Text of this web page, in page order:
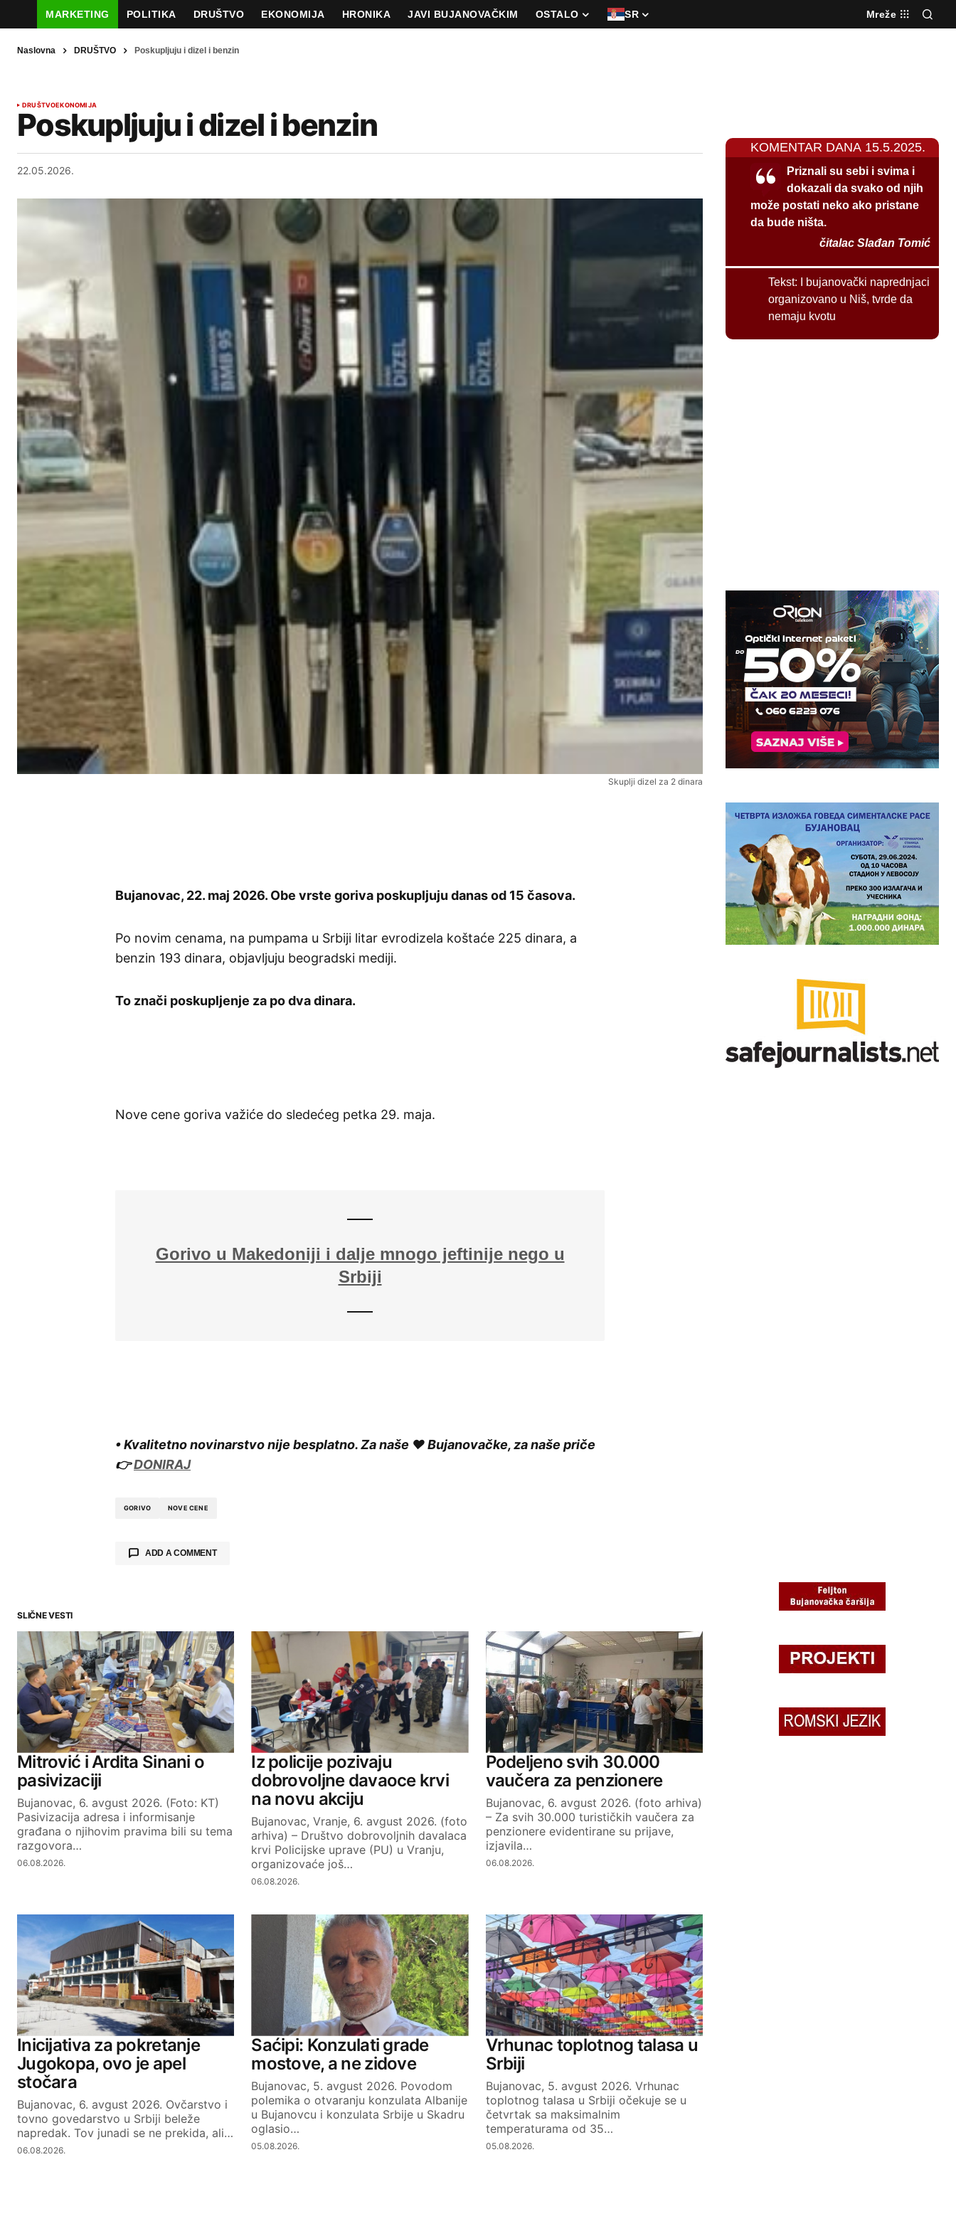
MARKETING POLITIKA DRUŠTVO EKONOMIJA HRONIKA JAVI BUJANOVAČKIM OSTALO SR Mreže
Naslovna DRUŠTVO Poskupljuju i dizel i benzin
DRUŠTVOEKONOMIJA
Poskupljuju i dizel i benzin
22.05.2026.
Skuplji dizel za 2 dinara
Bujanovac, 22. maj 2026. Obe vrste goriva poskupljuju danas od 15 časova.
Po novim cenama, na pumpama u Srbiji litar evrodizela koštaće 225 dinara, a
benzin 193 dinara, objavljuju beogradski mediji.
To znači poskupljenje za po dva dinara.
Nove cene goriva važiće do sledećeg petka 29. maja.
Gorivo u Makedoniji i dalje mnogo jeftinije nego u
Srbiji
• Kvalitetno novinarstvo nije besplatno. Za naše ❤️ Bujanovačke, za naše priče
👉DONIRAJ
GORIVO NOVE CENE
ADD A COMMENT
Comment*
Your Name Your E-mail
SUBMIT COMMENT
SLIČNE VESTI
Mitrović i Ardita Sinani o
pasivizaciji
Bujanovac, 6. avgust 2026. (Foto: KT)
Pasivizacija adresa i informisanje
građana o njihovim pravima bili su tema
razgovora…
06.08.2026.
Iz policije pozivaju
dobrovoljne davaoce krvi
na novu akciju
Bujanovac, Vranje, 6. avgust 2026. (foto
arhiva) – Društvo dobrovoljnih davalaca
krvi Policijske uprave (PU) u Vranju,
organizovaće još…
06.08.2026.
Podeljeno svih 30.000
vaučera za penzionere
Bujanovac, 6. avgust 2026. (foto arhiva)
– Za svih 30.000 turističkih vaučera za
penzionere evidentirane su prijave,
izjavila…
06.08.2026.
Inicijativa za pokretanje
Jugokopa, ovo je apel
stočara
Bujanovac, 6. avgust 2026. Ovčarstvo i
tovno govedarstvo u Srbiji beleže
napredak. Tov junadi se ne prekida, ali…
06.08.2026.
Saćipi: Konzulati grade
mostove, a ne zidove
Bujanovac, 5. avgust 2026. Povodom
polemika o otvaranju konzulata Albanije
u Bujanovcu i konzulata Srbije u Skadru
oglasio…
05.08.2026.
Vrhunac toplotnog talasa u
Srbiji
Bujanovac, 5. avgust 2026. Vrhunac
toplotnog talasa u Srbiji očekuje se u
četvrtak sa maksimalnim
temperaturama od 35…
05.08.2026.
KOMENTAR DANA 15.5.2025.
Priznali su sebi i svima i
dokazali da svako od njih
može postati neko ako pristane
da bude ništa.
čitalac Slađan Tomić
Tekst:
I bujanovački naprednjaci
organizovano u Niš, tvrde da
nemaju kvotu